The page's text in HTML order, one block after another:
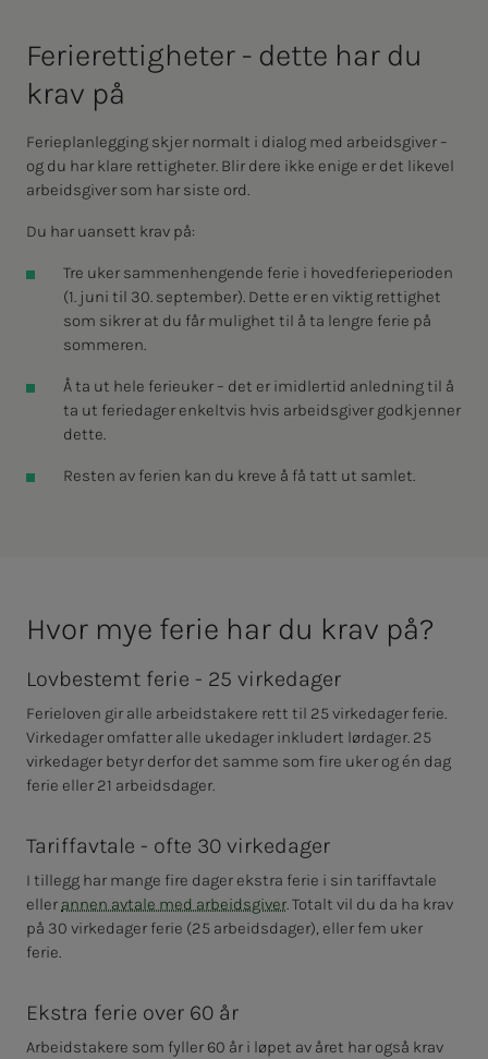
Fe­rie­ret­­­tig­he­­­ter - det­­­te har du
krav på
Ferieplanlegging skjer normalt i dialog med arbeidsgiver –
og du har klare rettigheter. Blir dere ikke enige er det likevel
arbeidsgiver som har siste ord.
Du har uansett krav på:
Tre uker sammenhengende ferie i hovedferieperioden
(1. juni til 30. september). Dette er en viktig rettighet
som sikrer at du får mulighet til å ta lengre ferie på
sommeren.
Å ta ut hele ferieuker – det er imidlertid anledning til å
ta ut feriedager enkeltvis hvis arbeidsgiver godkjenner
dette.
Resten av ferien kan du kreve å få tatt ut samlet.
Hvor mye fe­rie har du krav på?
Lovbestemt ferie - 25 virkedager
Ferieloven gir alle arbeidstakere rett til 25 virkedager ferie.
Virkedager omfatter alle ukedager inkludert lørdager. 25
virkedager betyr derfor det samme som fire uker og én dag
ferie eller 21 arbeidsdager.
Tariffavtale - ofte 30 virkedager
I tillegg har mange fire dager ekstra ferie i sin tariffavtale
eller annen avtale med arbeidsgiver. Totalt vil du da ha krav
på 30 virkedager ferie (25 arbeidsdager), eller fem uker
ferie.
Ekstra ferie over 60 år
Arbeidstakere som fyller 60 år i løpet av året har også krav